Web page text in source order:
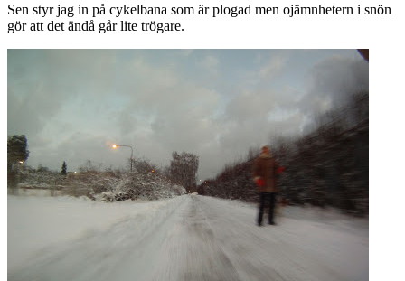
Sen styr jag in på cykelbana som är plogad men ojämnhetern i snön
gör att det ändå går lite trögare.